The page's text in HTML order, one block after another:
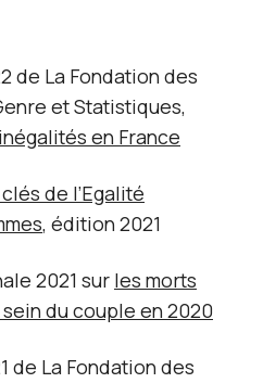
de La Fondation des
et Statistiques,
en France
de l’Egalité
, édition 2021
2021 sur les morts
du couple en 2020
de La Fondation des